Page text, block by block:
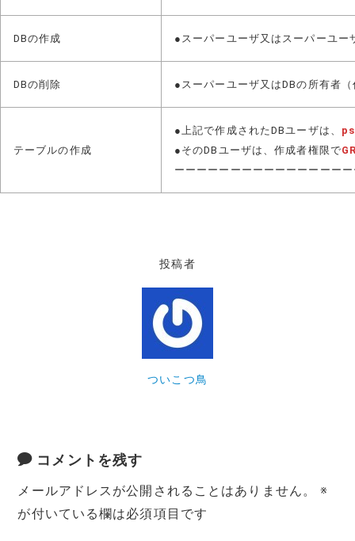
DBの作成 ●スーパーユーザ又はスーパーユー
DBの削除 ●スーパーユーザ又はDBの所有者
テーブルの作成
●上記で作成されたDBユーザは、
●そのDBユーザは、作成者権限で
ーーーーーーーーーーーーーーー
投稿者
ついこつ鳥
コメントを残す
メールアドレスが公開されることはありません。
※
が付いている欄は必須項目です